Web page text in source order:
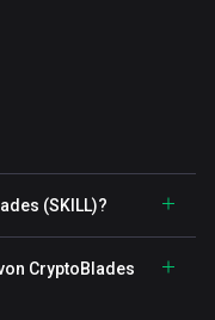
(SKILL)?
CryptoBlades